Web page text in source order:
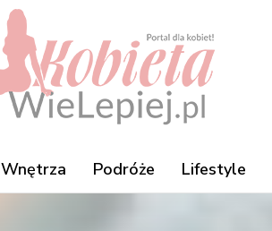
Wnętrza Podróże Lifestyle